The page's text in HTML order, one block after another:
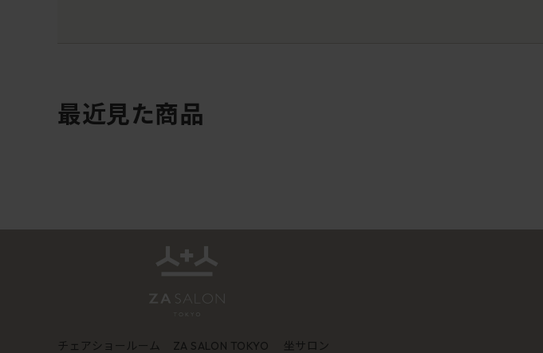
最近見た商品
チェアショールーム ZA SALON TOKYO
坐サロン